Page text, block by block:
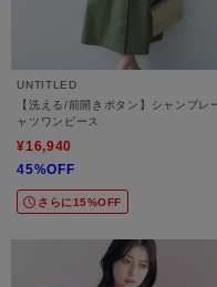
UNTITLED
【洗える/前開きボタン】シャンブレ
ャツワンピース
¥16,940
45%OFF
さらに15%OFF